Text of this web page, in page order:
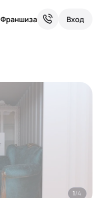
Франшиза Вход
1/4